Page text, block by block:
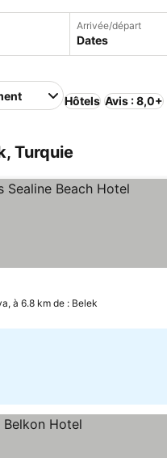
Arrivée/départ
Dates
Hôtels Avis : 8,0+
Turquie
à 6.8 km de : Belek